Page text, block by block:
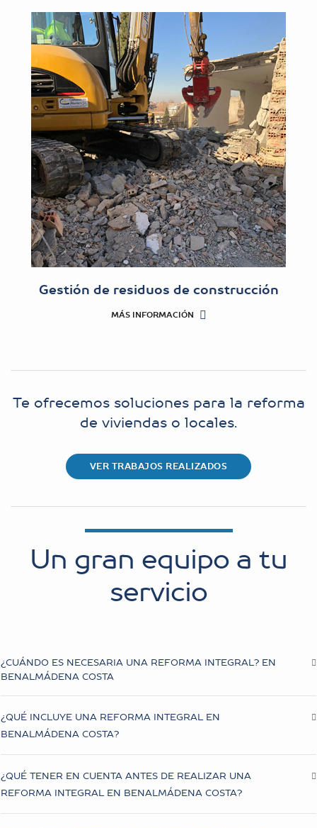
Gestión de residuos de construcción
MÁS INFORMACIÓN
Te ofrecemos soluciones para la reforma
de viviendas o locales.
VER TRABAJOS REALIZADOS
Un gran equipo a tu
servicio
¿CUÁNDO ES NECESARIA UNA REFORMA INTEGRAL? EN
BENALMÁDENA COSTA
¿QUÉ INCLUYE UNA REFORMA INTEGRAL EN
BENALMÁDENA COSTA?
¿QUÉ TENER EN CUENTA ANTES DE REALIZAR UNA
REFORMA INTEGRAL EN BENALMÁDENA COSTA?